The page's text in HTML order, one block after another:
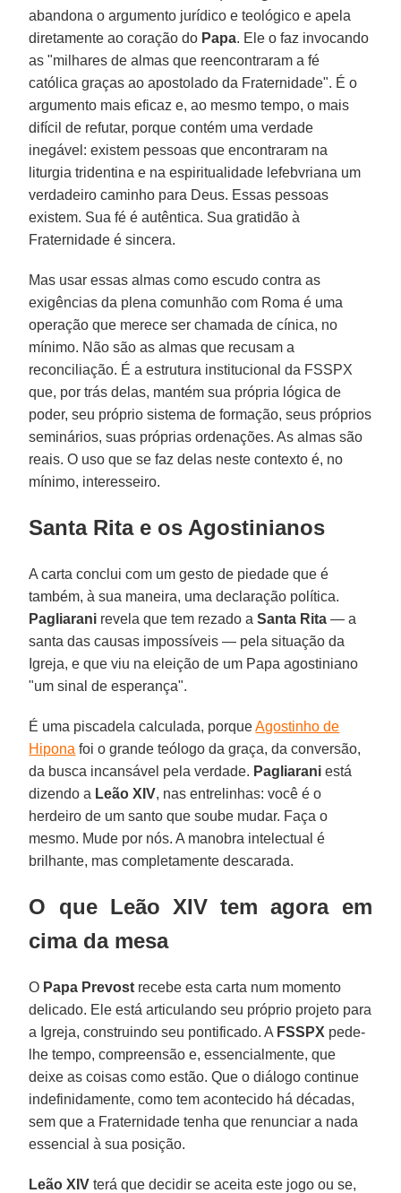
abandona o argumento jurídico e teológico e apela
diretamente ao coração do Papa. Ele o faz invocando
as "milhares de almas que reencontraram a fé
católica graças ao apostolado da Fraternidade". É o
argumento mais eficaz e, ao mesmo tempo, o mais
difícil de refutar, porque contém uma verdade
inegável: existem pessoas que encontraram na
liturgia tridentina e na espiritualidade lefebvriana um
verdadeiro caminho para Deus. Essas pessoas
existem. Sua fé é autêntica. Sua gratidão à
Fraternidade é sincera.
Mas usar essas almas como escudo contra as
exigências da plena comunhão com Roma é uma
operação que merece ser chamada de cínica, no
mínimo. Não são as almas que recusam a
reconciliação. É a estrutura institucional da FSSPX
que, por trás delas, mantém sua própria lógica de
poder, seu próprio sistema de formação, seus próprios
seminários, suas próprias ordenações. As almas são
reais. O uso que se faz delas neste contexto é, no
mínimo, interesseiro.
Santa Rita e os Agostinianos
A carta conclui com um gesto de piedade que é
também, à sua maneira, uma declaração política.
Pagliarani revela que tem rezado aSanta Rita — a
santa das causas impossíveis — pela situação da
Igreja, e que viu na eleição de um Papa agostiniano
"um sinal de esperança".
É uma piscadela calculada, porqueAgostinho de
Hipona foi o grande teólogo da graça, da conversão,
da busca incansável pela verdade. Pagliarani está
dizendo a Leão XIV, nas entrelinhas: você é o
herdeiro de um santo que soube mudar. Faça o
mesmo. Mude por nós. A manobra intelectual é
brilhante, mas completamente descarada.
O que Leão XIV tem agora em
cima da mesa
O Papa Prevost recebe esta carta num momento
delicado. Ele está articulando seu próprio projeto para
a Igreja, construindo seu pontificado. A FSSPX pede-
lhe tempo, compreensão e, essencialmente, que
deixe as coisas como estão. Que o diálogo continue
indefinidamente, como tem acontecido há décadas,
sem que a Fraternidade tenha que renunciar a nada
essencial à sua posição.
Leão XIV terá que decidir se aceita este jogo ou se,